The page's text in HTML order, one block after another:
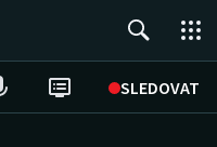
SLEDOVAT